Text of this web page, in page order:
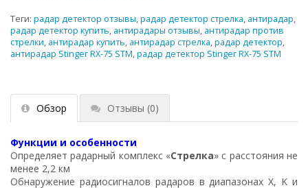
Теги: радар детектор отзывы,радар детектор стрелка, антирадар,
радар детектор купить, антирадары отзывы, антирадар против
стрелки, антирадар купить, антирадар стрелка,радар детектор,
антирадар Stinger RX-75 STM,радар детектор Stinger RX-75 STM
Обзор Отзывы (0)
Функции и особенности
Определяет радарный комплекс «Стрелка» с расстояния не
менее 2,2 км
Обнаружение радиосигналов радаров в диапазонах X, K и